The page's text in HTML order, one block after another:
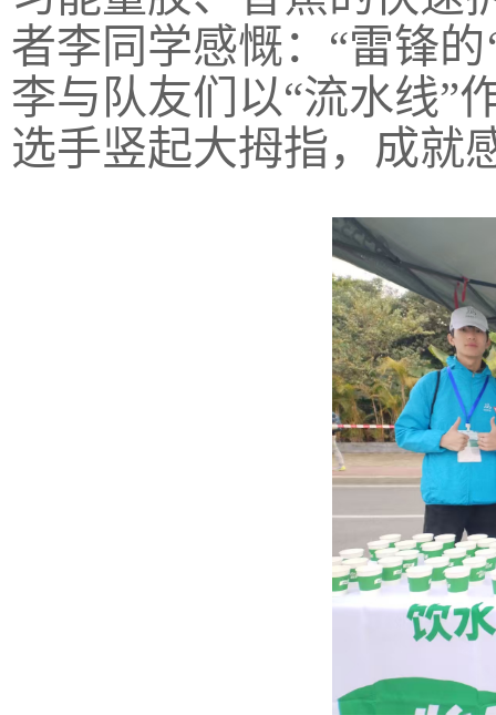
者李同学感慨：“雷锋
李与队友们以“流水线”
选手竖起大拇指，成就